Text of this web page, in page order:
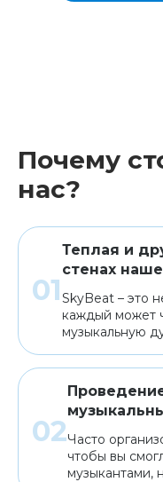
Почему
нас?
Теплая и
стенах
SkyBeat – это
каждый может
музыкальную
Часто
чтобы вы
музыкантами,